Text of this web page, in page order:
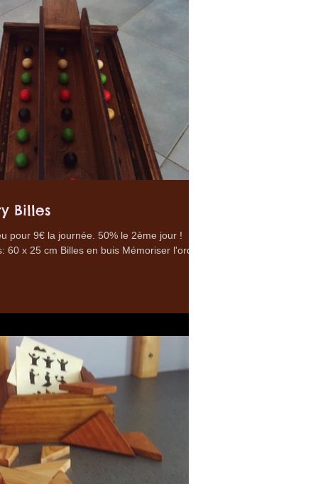
Billes
pour 9€ la journée. 50% le 2ème jour !
60 x 25 cm Billes en buis Mémoriser l'ordre